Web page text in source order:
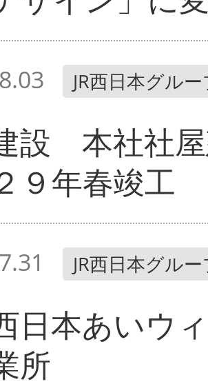
JR西日本グル
設 本社社
年春竣工
JR西日本グル
日本あいウ
所